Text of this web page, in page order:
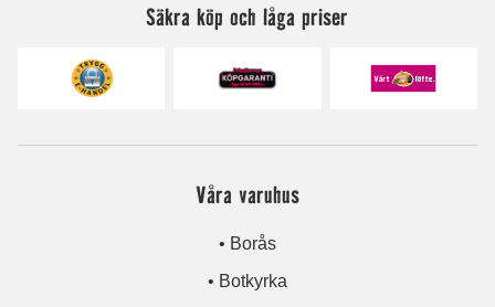
Säkra köp och låga priser
Våra varuhus
• Borås
• Botkyrka